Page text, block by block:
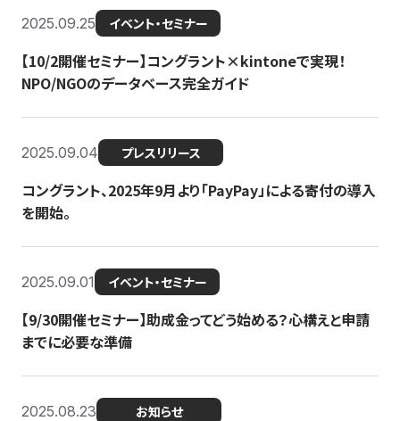
2025.09.25 イベント・セミナー
【10/2開催セミナー】コングラント×kintoneで実現！
NPO/NGOのデータベース完全ガイド
2025.09.04 プレスリリース
コングラント、2025年9月より「PayPay」による寄付の導入
を開始。
2025.09.01 イベント・セミナー
【9/30開催セミナー】助成金ってどう始める？心構えと申請
までに必要な準備
2025.08.23 お知らせ